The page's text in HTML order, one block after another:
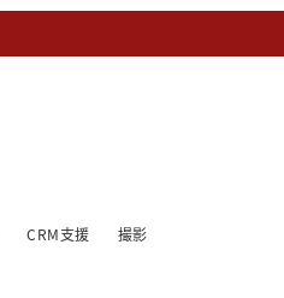
CRM支援 撮影